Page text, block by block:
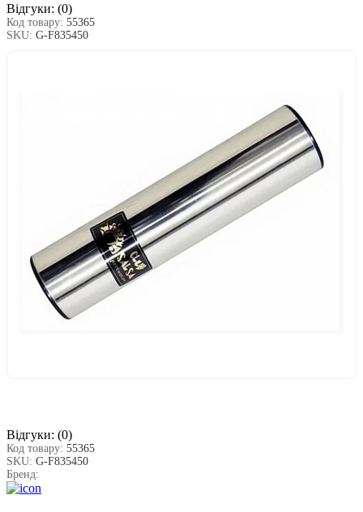
Відгуки: (0)
Код товару: 55365
SKU: G-F835450
Відгуки: (0)
Код товару: 55365
SKU: G-F835450
Бренд: